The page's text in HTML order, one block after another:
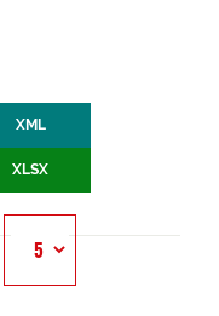
XML
XLSX